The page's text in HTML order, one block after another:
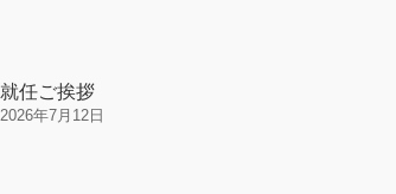
就任ご挨拶
2026年7月12日